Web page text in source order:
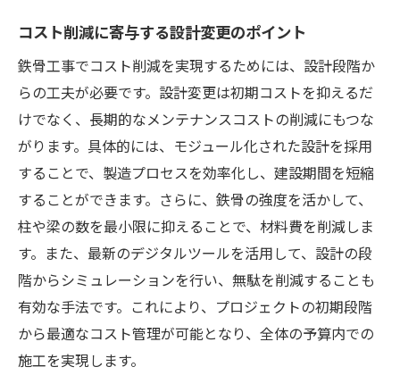
コスト削減に寄与する設計変更のポイント
鉄骨工事でコスト削減を実現するためには、設計段階か
らの工夫が必要です。設計変更は初期コストを抑えるだ
けでなく、長期的なメンテナンスコストの削減にもつな
がります。具体的には、モジュール化された設計を採用
することで、製造プロセスを効率化し、建設期間を短縮
することができます。さらに、鉄骨の強度を活かして、
柱や梁の数を最小限に抑えることで、材料費を削減しま
す。また、最新のデジタルツールを活用して、設計の段
階からシミュレーションを行い、無駄を削減することも
有効な手法です。これにより、プロジェクトの初期段階
から最適なコスト管理が可能となり、全体の予算内での
施工を実現します。